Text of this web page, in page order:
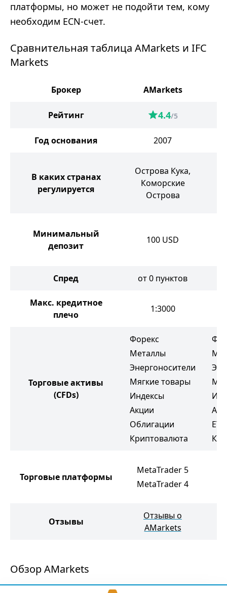
платформы, но может не подойти тем, кому
необходим ECN-счет.
Сравнительная таблица AMarkets и IFC
Markets
Брокер AMarkets
Рейтинг 4.4/5
Год основания 2007
В каких странах
регулируется
Острова Кука,
Коморские
Острова
Минимальный
депозит
100 USD
Спред от 0 пунктов
Макс. кредитное
плечо
1:3000
Торговые активы
(CFDs)
Форекс
Металлы
Энергоносители
Мягкие товары
Индексы
Акции
Облигации
Криптовалюта
ETF
Торговые платформы
MetaTrader 5
MetaTrader 4
Отзывы
Отзывы о
AMarkets
Обзор AMarkets